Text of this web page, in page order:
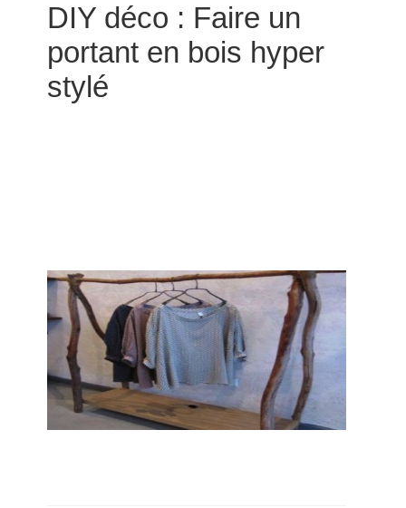
DIY déco : Faire un
portant en bois hyper
stylé